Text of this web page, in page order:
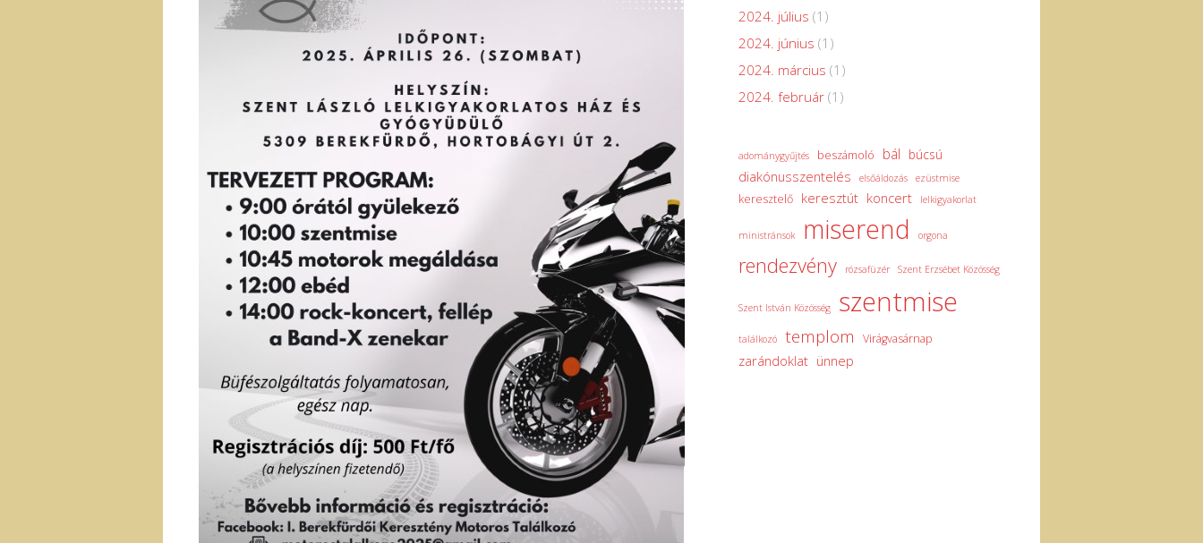
2024. július (1)
2024. június (1)
2024. március (1)
2024. február (1)
adománygyűjtés beszámoló bál búcsú
diakónusszentelés elsőáldozás ezüstmise
keresztelő keresztút koncert lelkigyakorlat
ministránsok miserend orgona
rendezvény rózsafüzér Szent Erzsébet Közösség
Szent István Közösség szentmise
találkozó templom Virágvasárnap
zarándoklat ünnep